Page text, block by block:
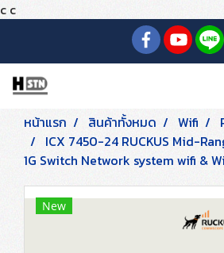
c c
หน้าแรก สินค้าทั้งหมด Wifi
ICX 7450-24 RUCKUS Mid-
1G Switch Network system wifi &
New